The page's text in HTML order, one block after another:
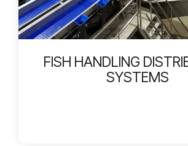
FISH HANDLING
SYSTEMS